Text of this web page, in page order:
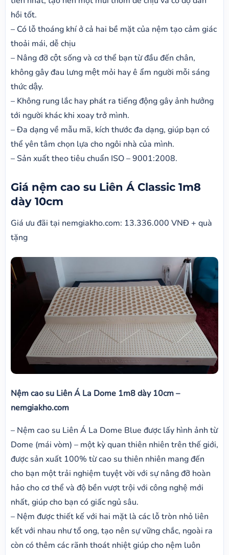
hồi tốt.
– Có lỗ thoáng khí ở cả hai bề mặt của nệm tạo cảm giác
thoải mái, dễ chịu
– Nâng đỡ cột sống và cơ thể bạn từ đầu đến chân,
không gây đau lưng mệt mỏi hay ê ẩm người mỗi sáng
thức dậy.
– Không rung lắc hay phát ra tiếng động gây ảnh hưởng
tới người khác khi xoay trở mình.
–Đa dạng về mẫu mã, kích thước đa dạng, giúp bạn có
thể yên tâm chọn lựa cho ngôi nhà của mình.
–Sản xuất theo tiêu chuẩn ISO – 9001:2008.
Giá nệm cao su Liên Á Classic 1m8
dày 10cm
Giá ưu đãi tại nemgiakho.com: 13.336.000 VNĐ + quà
tặng
Nệm cao su Liên Á La Dome 1m8 dày 10cm –
nemgiakho.com
– Nệm cao su Liên Á La Dome Blue được lấy hình ảnh từ
Dome (mái vòm) – một kỳ quan thiên nhiên trên thế giới,
được sản xuất 100% từ cao su thiên nhiên mang đến
cho bạn một trải nghiệm tuyệt vời với sự nâng đỡ hoàn
hảo cho cơ thể và độ bền vượt trội với công nghệ mới
nhất, giúp cho bạn có giấc ngủ sâu.
– Nệm được thiết kế với hai mặt là các lỗ tròn nhỏ liên
kết với nhau như tổ ong, tạo nên sự vững chắc, ngoài ra
còn có thêm các rãnh thoát nhiệt giúp cho nệm luôn